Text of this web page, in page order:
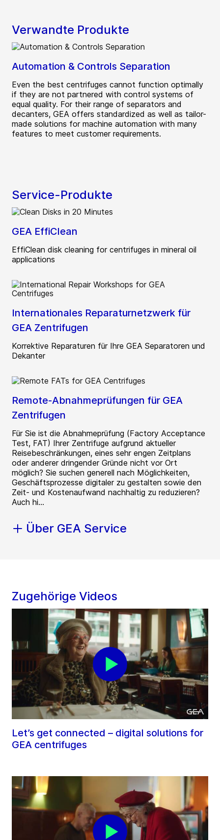
Verwandte Produkte
Automation & Controls Separation
Even the best centrifuges cannot function optimally
if they are not partnered with control systems of
equal quality. For their range of separators and
decanters, GEA offers standardized as well as tailor-
made solutions for machine automation with many
features to meet customer requirements.
Service-Produkte
GEA EffiClean
EffiClean disk cleaning for centrifuges in mineral oil
applications
Internationales Reparaturnetzwerk für
GEA Zentrifugen
Korrektive Reparaturen für Ihre GEA Separatoren und
Dekanter
Remote-Abnahmeprüfungen für GEA
Zentrifugen
Für Sie ist die Abnahmeprüfung (Factory Acceptance
Test, FAT) Ihrer Zentrifuge aufgrund aktueller
Reisebeschränkungen, eines sehr engen Zeitplans
oder anderer dringender Gründe nicht vor Ort
möglich? Sie suchen generell nach Möglichkeiten,
Geschäftsprozesse digitaler zu gestalten sowie den
Zeit- und Kostenaufwand nachhaltig zu reduzieren?
Auch hi...
Über GEA Service
Zugehörige Videos
Let’s get connected – digital solutions for
GEA centrifuges